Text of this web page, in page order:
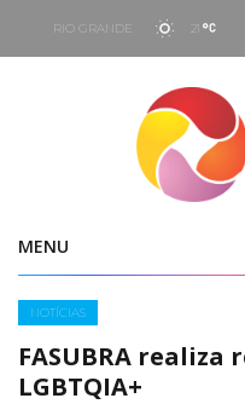
RIO GRANDE 21
- 19:29
Vento
7.66 kt - 293°
MENU
Categories
NOTÍCIAS
FASUBRA realiza
LGBTQIA+